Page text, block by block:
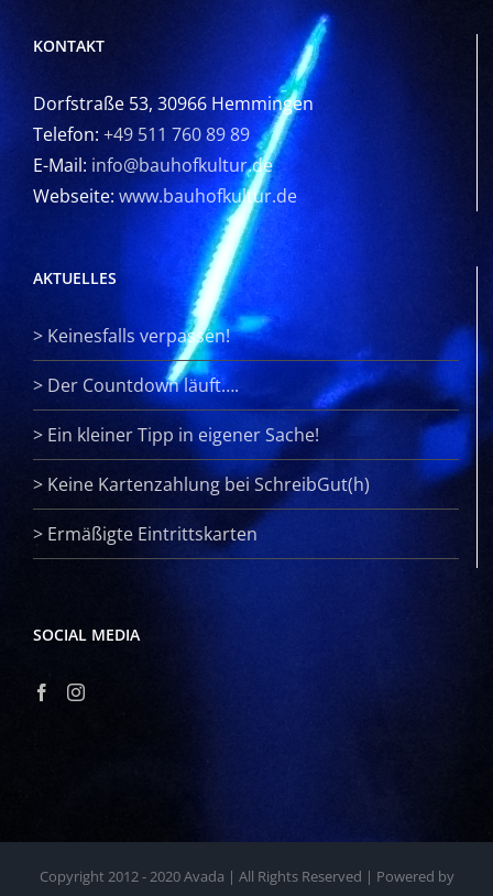
KONTAKT
Dorfstraße 53, 30966 Hemmingen
Telefon: +49 511 760 89 89
E-Mail: info@bauhofkultur.de
Webseite: www.bauhofkultur.de
AKTUELLES
> Keinesfalls verpassen!
> Der Countdown läuft….
> Ein kleiner Tipp in eigener Sache!
> Keine Kartenzahlung bei SchreibGut(h)
> Ermäßigte Eintrittskarten
SOCIAL MEDIA
Copyright 2012 - 2020 Avada | All Rights Reserved | Powered by